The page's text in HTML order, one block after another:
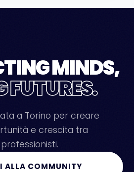
MINDS,
FUTURES.
a Torino per creare
e crescita tra
ALLA COMMUNITY